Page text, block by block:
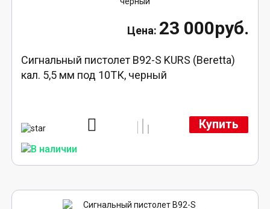
23 000руб.
Сигнальный пистолет B92-S KURS (Beretta)
кал. 5,5 мм под 10ТК, черный
Купить